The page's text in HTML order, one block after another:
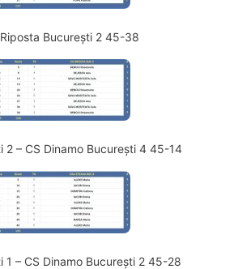
București 2 45-38
2 – CS Dinamo București 4 45-14
1 – CS Dinamo București 2 45-28